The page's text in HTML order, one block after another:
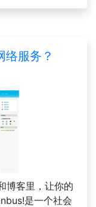
服务？
博客里，让你的
是一个社会